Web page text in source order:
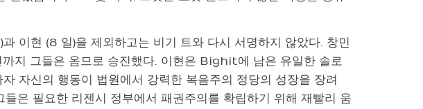
이현 (8 일)을 제외하고는 비기 트와 다시 서명하지 않았다. 창민
지 그들은 옴므로 승진했다. 이현은 Bighit에 남은 유일한 솔로
자신의 행동이 법원에서 강력한 복음주의 정당의 성장을 장려
들은 필요한 리젠시 정부에서 패권주의를 확립하기 위해 재빨리 움